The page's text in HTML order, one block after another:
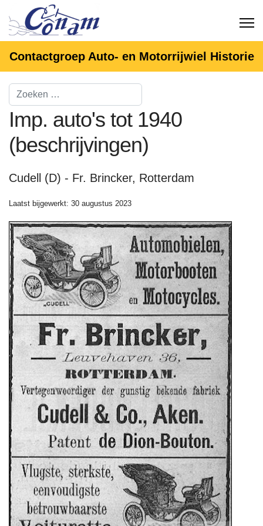
Contactgroep Auto- en Motorrijwiel Historie
Imp. auto's tot 1940
(beschrijvingen)
Cudell (D) - Fr. Brincker, Rotterdam
Laatst bijgewerkt: 30 augustus 2023